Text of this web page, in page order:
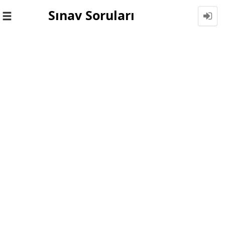
Toggle
Sınav Soruları